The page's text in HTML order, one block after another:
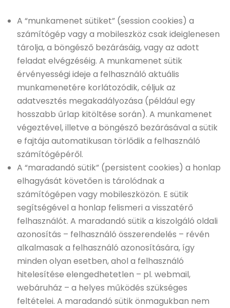
A “munkamenet sütiket” (session cookies) a
számítógép vagy a mobileszköz csak ideiglenesen
tárolja, a böngésző bezárásáig, vagy az adott
feladat elvégzéséig. A munkamenet sütik
érvényességi ideje a felhasználó aktuális
munkamenetére korlátozódik, céljuk az
adatvesztés megakadályozása (például egy
hosszabb űrlap kitöltése során). A munkamenet
végeztével, illetve a böngésző bezárásával a sütik
e fajtája automatikusan törlődik a felhasználó
számítógépéről.
A “maradandó sütik” (persistent cookies) a honlap
elhagyását követően is tárolódnak a
számítógépen vagy mobileszközön. E sütik
segítségével a honlap felismeri a visszatérő
felhasználót. A maradandó sütik a kiszolgáló oldali
azonosítás – felhasználó összerendelés – révén
alkalmasak a felhasználó azonosítására, így
minden olyan esetben, ahol a felhasználó
hitelesítése elengedhetetlen – pl. webmail,
webáruház – a helyes működés szükséges
feltételei. A maradandó sütik önmagukban nem